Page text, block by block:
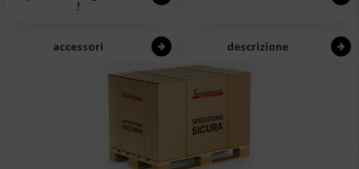
!
accessori descrizione